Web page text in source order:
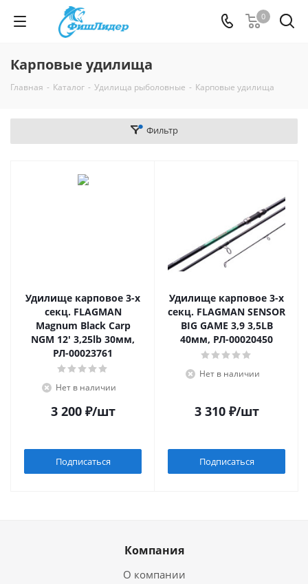
0
Карповые удилища
Главная - Каталог - Удилища рыболовные - Карповые удилища
Фильтр
Удилище карповое 3-х
секц. FLAGMAN
Magnum Black Carp
NGM 12' 3,25lb 30мм,
РЛ-00023761
Нет в наличии
3 200₽/шт
Подписаться
Удилище карповое 3-х
секц. FLAGMAN SENSOR
BIG GAME 3,9 3,5LB
40мм, РЛ-00020450
Нет в наличии
3 310₽/шт
Подписаться
Компания
О компании